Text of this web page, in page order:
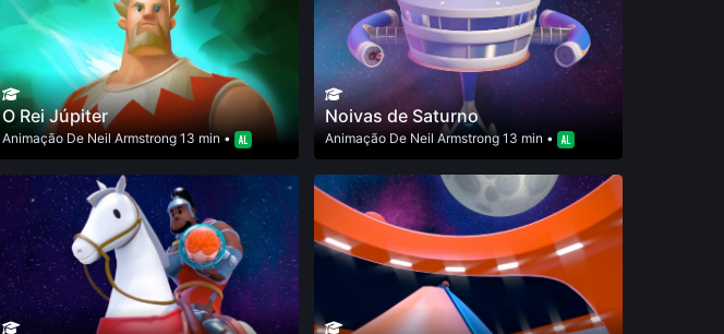
O Rei Júpiter
AnimaçãoDeNeil Armstrong13 min •
Noivas de Saturno
Animação De Neil Armstrong 13 min •